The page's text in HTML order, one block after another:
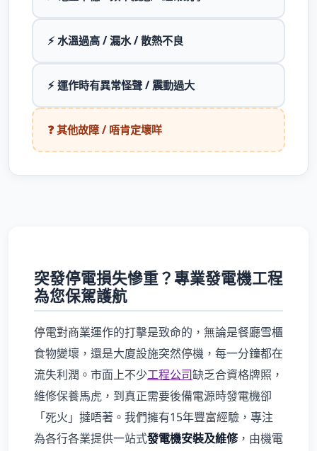
⚡ 水溫過高 / 漏水 / 散熱不良
⚡ 運作時有異常怪聲 / 震動過大
❓ 其他故障 / 唔肯定壞咩
突發停電損失慘重？專業發電機工程
為您保駕護航
停電對商業運作的打擊是致命的，無論是餐廳雪櫃
食物變壞，還是大廈設施突然停機，每一分鐘都在
流失利潤。市面上不少工程公司缺乏合資格牌照，
維修保養馬虎，到真正需要後備電源時發電機卻
「死火」撻唔著。我們擁有15年豐富經驗，專注
為各行各業提供一站式發電機安裝及維修，由機電